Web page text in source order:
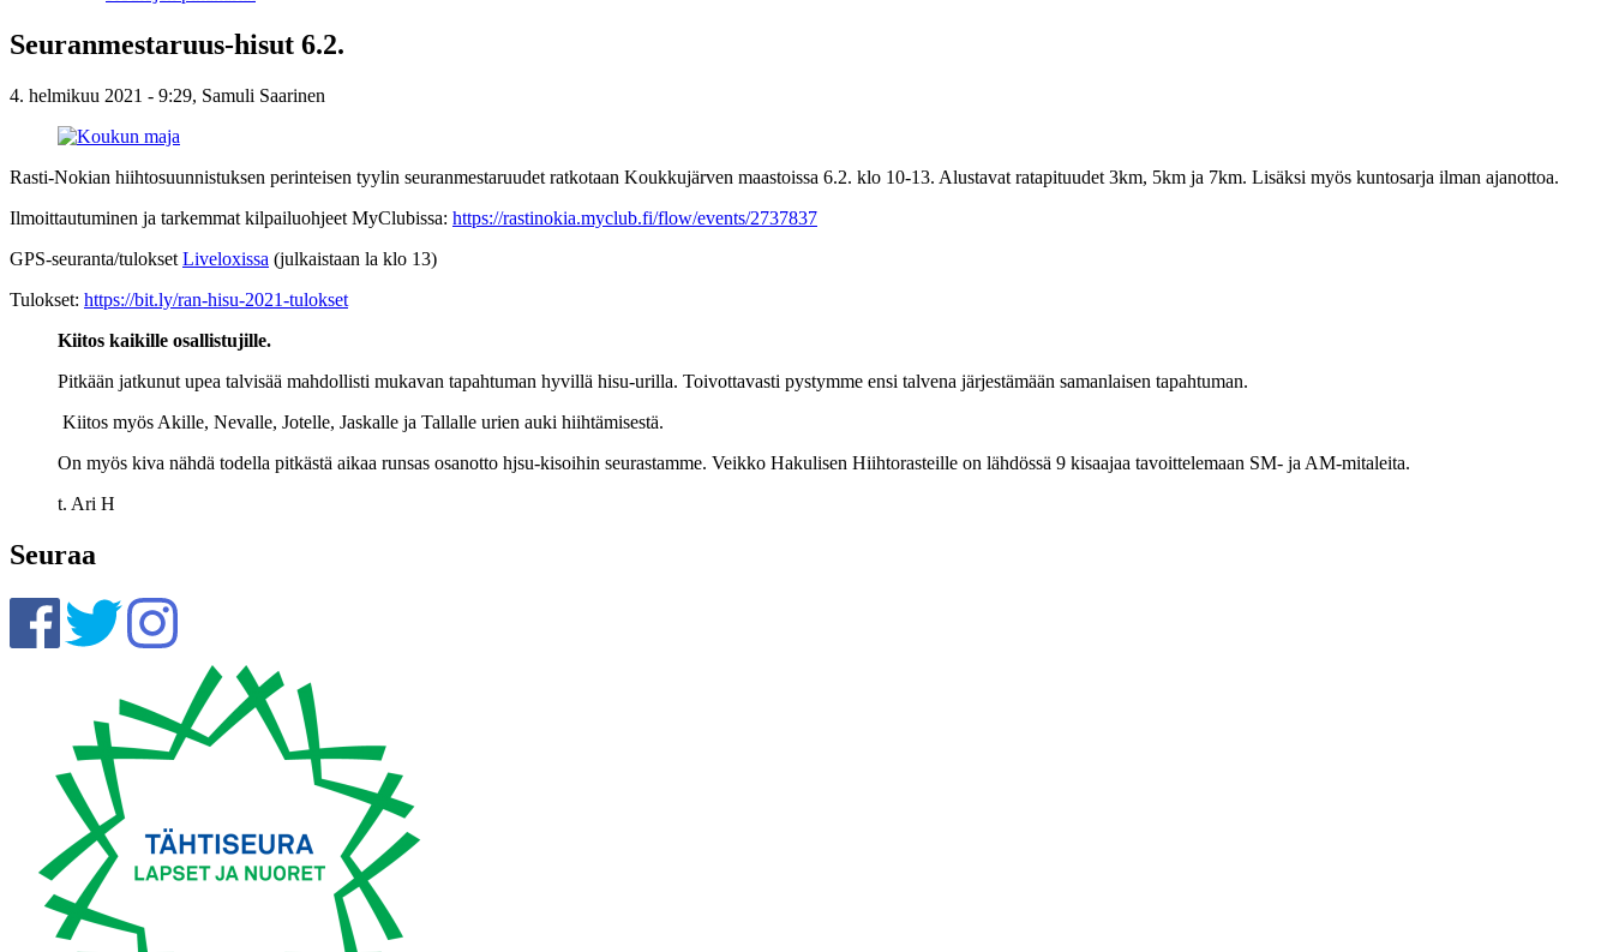
Seuranmestaruus-hisut 6.2.
4. helmikuu 2021 - 9:29, Samuli Saarinen
Rasti-Nokian hiihtosuunnistuksen perinteisen tyylin seuranmestaruudet ratkotaan Koukkujärven maastoissa 6.2. klo 10-13. Alustavat ratapituudet 3km, 5km ja 7km. Lisäksi myös kuntosarja ilman ajanottoa.
Ilmoittautuminen ja tarkemmat kilpailuohjeet MyClubissa: https://rastinokia.myclub.fi/flow/events/2737837
GPS-seuranta/tulokset Liveloxissa (julkaistaan la klo 13)
Tulokset: https://bit.ly/ran-hisu-2021-tulokset
Kiitos kaikille osallistujille.
Pitkään jatkunut upea talvisää mahdollisti mukavan tapahtuman hyvillä hisu-urilla. Toivottavasti pystymme ensi talvena järjestämään samanlaisen tapahtuman.
Kiitos myös Akille, Nevalle, Jotelle, Jaskalle ja Tallalle urien auki hiihtämisestä.
On myös kiva nähdä todella pitkästä aikaa runsas osanotto hjsu-kisoihin seurastamme. Veikko Hakulisen Hiihtorasteille on lähdössä 9 kisaajaa tavoittelemaan SM- ja AM-mitaleita.
t. Ari H
Seuraa